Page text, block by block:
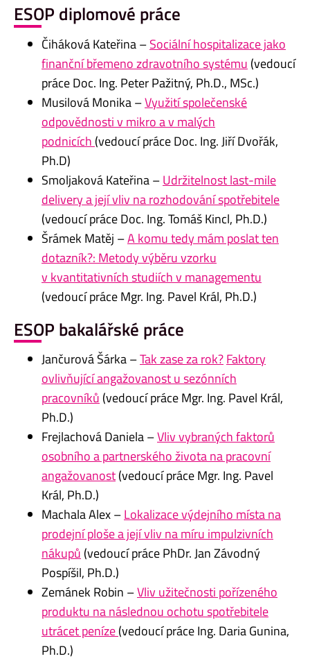
ESOP diplomové práce
Čiháková Kateřina –Sociální hospitalizace jako
finanční břemeno zdravotního systému (vedoucí
práce Doc. Ing. Peter Pažitný, Ph.D., MSc.)
Musilová Monika –Využití společenské
odpovědnosti v mikro a v malých
podnicích (vedoucí práce Doc. Ing. Jiří Dvořák,
Ph.D)
Smoljaková Kateřina –Udržitelnost last-mile
delivery a její vliv na rozhodování spotřebitele
(vedoucí práce Doc. Ing. Tomáš Kincl, Ph.D.)
Šrámek Matěj –A komu tedy mám poslat ten
dotazník?: Metody výběru vzorku
v kvantitativních studiích v managementu
(vedoucí práce Mgr. Ing. Pavel Král, Ph.D.)
ESOP bakalářské práce
Jančurová Šárka –Tak zase za rok?Faktory
ovlivňující angažovanost u sezónních
pracovníků (vedoucí práce Mgr. Ing. Pavel Král,
Ph.D.)
Frejlachová Daniela –Vliv vybraných faktorů
osobního a partnerského života na pracovní
angažovanost(vedoucí práce Mgr. Ing. Pavel
Král, Ph.D.)
Machala Alex –Lokalizace výdejního místa na
prodejní ploše a její vliv na míru impulzivních
nákupů (vedoucí práce PhDr. Jan Závodný
Pospíšil, Ph.D.)
Zemánek Robin –Vliv užitečnosti pořízeného
produktu na následnou ochotu spotřebitele
utrácet peníze(vedoucí práce Ing. Daria Gunina,
Ph.D.)